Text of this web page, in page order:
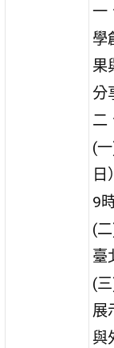
一
學
果
分
二
(
日
9
(
臺
(
展
與